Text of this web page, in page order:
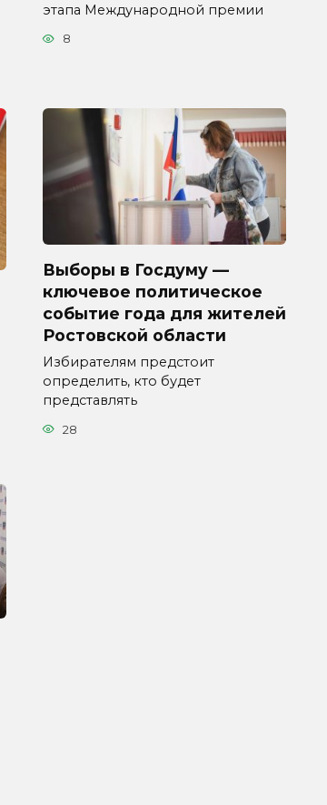
этапа Международной премии
8
Выборы в Госдуму —
ключевое политическое
событие года для жителей
Ростовской области
Избирателям предстоит
определить, кто будет
представлять
28